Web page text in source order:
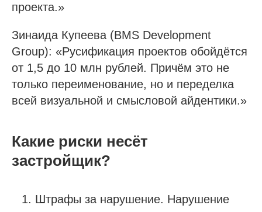
проекта.»
Зинаида Купеева (BMS Development
Group): «Русификация проектов обойдётся
от 1,5 до 10 млн рублей. Причём это не
только переименование, но и переделка
всей визуальной и смысловой айдентики.»
Какие риски несёт
застройщик?
Штрафы за нарушение. Нарушение